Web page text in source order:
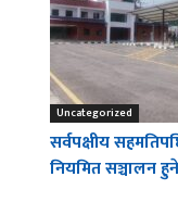
Uncategorized
सर्वपक्षीय
नियमित सञ्चालन हुने